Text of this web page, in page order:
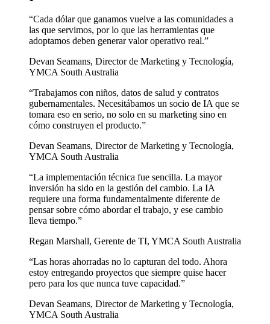
“Cada dólar que ganamos vuelve a las comunidades a
las que servimos, por lo que las herramientas que
adoptamos deben generar valor operativo real.”
Devan Seamans, Director de Marketing y Tecnología,
YMCA South Australia
“Trabajamos con niños, datos de salud y contratos
gubernamentales. Necesitábamos un socio de IA que se
tomara eso en serio, no solo en su marketing sino en
cómo construyen el producto.”
Devan Seamans, Director de Marketing y Tecnología,
YMCA South Australia
“La implementación técnica fue sencilla. La mayor
inversión ha sido en la gestión del cambio. La IA
requiere una forma fundamentalmente diferente de
pensar sobre cómo abordar el trabajo, y ese cambio
lleva tiempo.”
Regan Marshall, Gerente de TI, YMCA South Australia
“Las horas ahorradas no lo capturan del todo. Ahora
estoy entregando proyectos que siempre quise hacer
pero para los que nunca tuve capacidad.”
Devan Seamans, Director de Marketing y Tecnología,
YMCA South Australia